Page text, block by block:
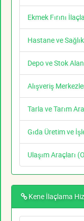
Ekmek Fırını
Hastane ve
Depo ve Stok
Alışveriş
Tarla ve Tarım
Gıda Üretim ve
Ulaşım Araçları
Kene İlaçlama